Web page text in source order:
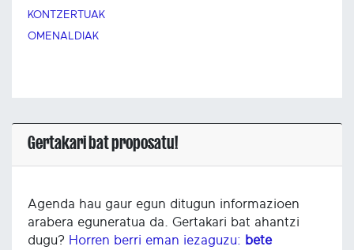
KONTZERTUAK
OMENALDIAK
Gertakari bat proposatu!
Agenda hau gaur egun ditugun informazioen
arabera eguneratua da. Gertakari bat ahantzi
dugu? Horren berri eman iezaguzu: bete